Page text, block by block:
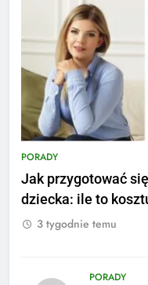
PORADY
Jak przygotować
dziecka: ile to
3 tygodnie temu
PORADY